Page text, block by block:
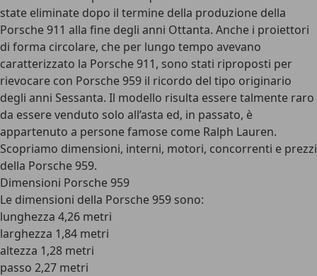
state eliminate dopo il termine della produzione della
Porsche 911 alla fine degli anni Ottanta. Anche i proiettori
di forma circolare, che per lungo tempo avevano
caratterizzato la Porsche 911, sono stati riproposti per
rievocare con Porsche 959 il ricordo del tipo originario
degli anni Sessanta. Il modello risulta essere talmente raro
da essere venduto solo all’asta ed, in passato, è
appartenuto a persone famose come Ralph Lauren.
Scopriamo dimensioni, interni, motori, concorrenti e prezzi
della Porsche 959.
Dimensioni Porsche 959
Le dimensioni della Porsche 959 sono:
lunghezza 4,26 metri
larghezza 1,84 metri
altezza 1,28 metri
passo 2,27 metri